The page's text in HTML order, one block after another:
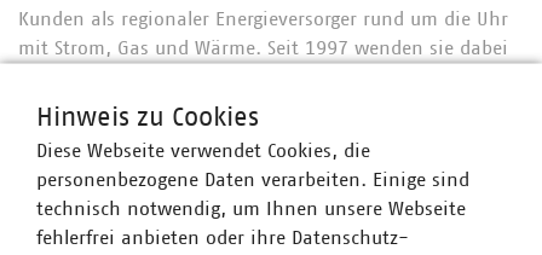
Kunden als regionaler Energieversorger rund um die Uhr
mit Strom, Gas und Wärme. Seit 1997 wenden sie dabei
klimaschonende Energieversorgung an. Das Ergebnis:
Biomasse Energie erzeugen. Zusammen produzieren sie
so viel Strom, dass sich damit fast der gesamte
Strombedarf der Stadt decken lässt. Regionalität,
Hinweis zu Cookies
Diese Webseite verwendet Cookies, die
personenbezogene Daten verarbeiten. Einige sind
technisch notwendig, um Ihnen unsere Webseite
fehlerfrei anbieten oder ihre Datenschutz-